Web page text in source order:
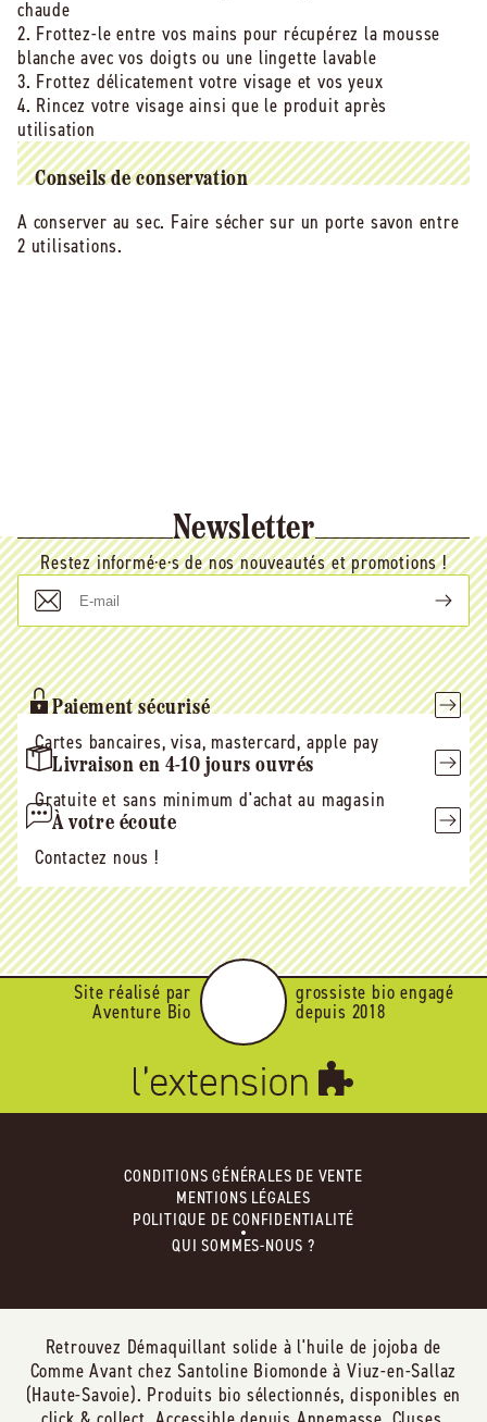
chaude
2. Frottez-le entre vos mains pour récupérez la mousse
blanche avec vos doigts ou une lingette lavable
3. Frottez délicatement votre visage et vos yeux
4. Rincez votre visage ainsi que le produit après
utilisation
Conseils de conservation
A conserver au sec. Faire sécher sur un porte savon entre
2 utilisations.
Newsletter
Restez informé·e·s de nos nouveautés et promotions !
E-
mail
Paiement sécurisé
Cartes bancaires, visa, mastercard, apple pay
Livraison en 4-10 jours ouvrés
Gratuite et sans minimum d'achat au magasin
À votre écoute
Contactez nous !
Site réalisé par
Aventure Bio
grossiste bio engagé
depuis 2018
CONDITIONS GÉNÉRALES DE VENTE
MENTIONS LÉGALES
POLITIQUE DE CONFIDENTIALITÉ
QUI SOMMES-NOUS ?
Retrouvez Démaquillant solide à l'huile de jojoba de
Comme Avant chez Santoline Biomonde à Viuz-en-Sallaz
(Haute-Savoie). Produits bio sélectionnés, disponibles en